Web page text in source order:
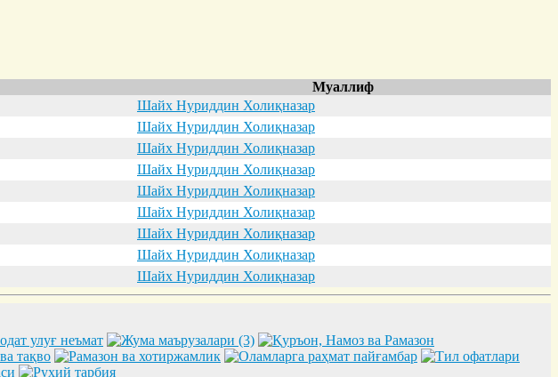
Муаллиф
Шайх Нуриддин Холиқназар
Шайх Нуриддин Холиқназар
Шайх Нуриддин Холиқназар
Шайх Нуриддин Холиқназар
Шайх Нуриддин Холиқназар
Шайх Нуриддин Холиқназар
Шайх Нуриддин Холиқназар
Шайх Нуриддин Холиқназар
Шайх Нуриддин Холиқназар